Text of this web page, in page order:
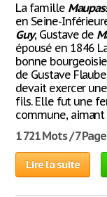
La famille
en Seine-
Guy, Gustave de
épousé en 1846
bonne
de Gustave
devait exercer
fils. Elle fut une
commune, aimant
1 721 Mots / 7
Lire la suite